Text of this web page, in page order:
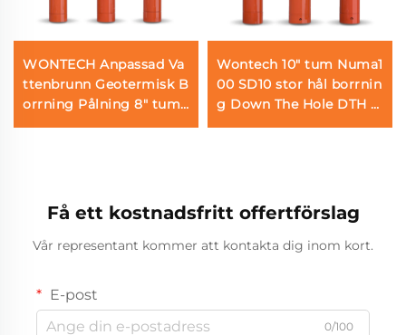
WONTECH Anpassad Va
ttenbrunn Geotermisk B
orrning Pålning 8" tum
DHD380 QL80 SD8 DTH
Wontech 10" tum Numa1
00 SD10 stor hål borrnin
g Down The Hole DTH H
ammare för Vattenbrun
Få ett kostnadsfritt offertförslag
Vår representant kommer att kontakta dig inom kort.
E-post
0/100